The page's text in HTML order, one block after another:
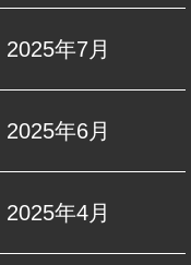
2025年7月
2025年6月
2025年4月